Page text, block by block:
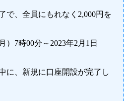
で、全員にもれなく2,000円を
）7時00分～2023年2月1日
に、新規に口座開設が完了し